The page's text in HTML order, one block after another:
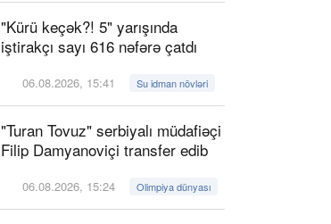
"Kürü keçək?! 5" yarışında
iştirakçı sayı 616 nəfərə çatdı
06.08.2026, 15:41 Su idman növləri
"Turan Tovuz" serbiyalı müdafiəçi
Filip Damyanoviçi transfer edib
06.08.2026, 15:24 Olimpiya dünyası